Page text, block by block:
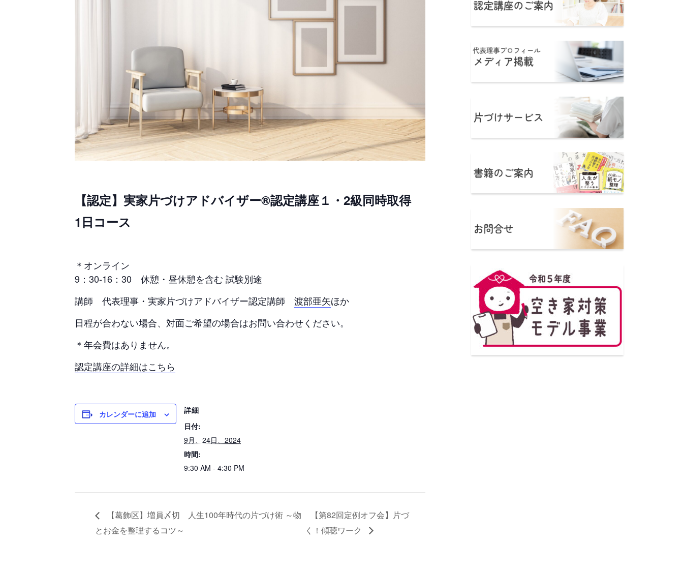
【認定】実家片づけアドバイザー®認定講座１・2級同時取得
1日コース
＊オンライン
9：30-16：30 休憩・昼休憩を含む 試験別途
講師 代表理事・実家片づけアドバイザー認定講師 渡部亜矢ほか
日程が合わない場合、対面ご希望の場合はお問い合わせください。
＊年会費はありません。
認定講座の詳細はこちら
カレンダーに追加
詳細
日付:
9月、24日、2024
時間:
9:30 AM - 4:30 PM
【葛飾区】増員〆切 人生100年時代の片づけ術 ～物
とお金を整理するコツ～
【第82回定例オフ会】片づ
く！傾聴ワーク